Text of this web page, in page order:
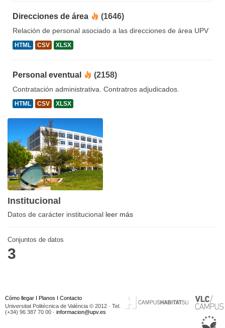
Direcciones de área (1646)
Relación de personal asociado a las direcciones de área UPV
HTML CSV XLSX
Personal eventual (2158)
Contratación administrativa. Contratros adjudicados.
HTML CSV XLSX
Institucional
Datos de carácter institucional leer más
Conjuntos de datos
3
Cómo llegar I Planos I Contacto
Universitat Politècnica de València © 2012 · Tel.
(+34) 96 387 70 00 · informacion@upv.es